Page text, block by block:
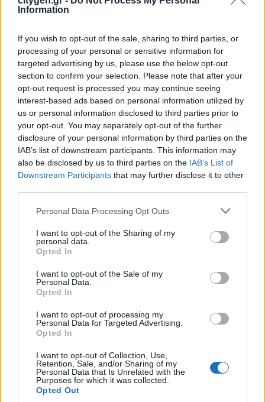
Information
If you wish to opt-out of the sale, sharing to third parties, or
processing of your personal or sensitive information for
targeted advertising by us, please use the below opt-out
section to confirm your selection. Please note that after your
opt-out request is processed you may continue seeing
interest-based ads based on personal information utilized by
us or personal information disclosed to third parties prior to
your opt-out. You may separately opt-out of the further
disclosure of your personal information by third parties on the
IAB’s list of downstream participants. This information may
also be disclosed by us to third parties on the IAB’s List of
Downstream Participants that may further disclose it to other
Personal Data Processing Opt Outs
I want to opt-out of the Sharing of my
personal data.
Opted In
I want to opt-out of the Sale of my
Personal Data.
Opted In
I want to opt-out of processing my
Personal Data for Targeted Advertising.
Opted In
I want to opt-out of Collection, Use,
Retention, Sale, and/or Sharing of my
Personal Data that Is Unrelated with the
Purposes for which it was collected.
Opted Out
πλαίσιο της αναθεωρημένης οδηγίας για τον
τέλος του 2028, και άρα οι κατασκευαστές θα έχουν στη
διάθεσή τους τρία έτη για να προετοιμαστούν και να
συμμορφωθούν με τις αλλαγές.
Ο Επίτροπος Ενέργειας και Στέγασης Νταν Γιέρενσεν
δήλωσε σχετικά: «Η υιοθέτηση κοινών φορτιστών για τα
έξυπνα τηλέφωνα, τους φορητούς υπολογιστές και άλλες
συσκευές που χρησιμοποιούμε καθημερινά είναι μια
έξυπνη κίνηση που δίνει προτεραιότητα στους
καταναλωτές, μειώνοντας παράλληλα τη σπατάλη
ενέργειας και τις εκπομπές αερίων. Η πρακτική αλλαγή
που θεσπίζουμε σήμερα για τα εξωτερικά τροφοδοτικά θα
βοηθήσει τους Ευρωπαίους να εξοικονομούν χρήματα
μειώνοντας παράλληλα τις περιβαλλοντικές μας
επιπτώσεις, ενώ αποδεικνύει ότι η καινοτομία μπορεί να
είναι παράγοντας προόδου αλλά και υπευθυνότητας. Με
ένα μέλλον όπου η τεχνολογία θα λειτουργεί προς όφελος
όλων των ανθρώπων, αλλά και του πλανήτη.»
Newsroom
Σχετικά Άρθρα
Δήμος Αθηναίων: 43 σχολικές αυλές γίνονται πιο
πράσινες και πιο δροσερές